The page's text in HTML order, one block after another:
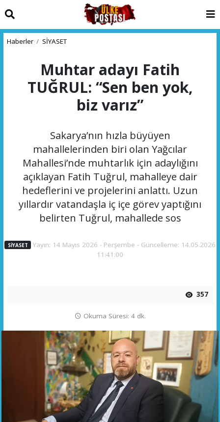
Haberler SİYASET
Muhtar adayı Fatih
TUĞRUL: “Sen ben yok,
biz varız”
Sakarya’nın hızla büyüyen
mahallelerinden biri olan Yağcılar
Mahallesi’nde muhtarlık için adaylığını
açıklayan Fatih Tuğrul, mahalleye dair
hedeflerini ve projelerini anlattı. Uzun
yıllardır vatandaşla iç içe görev yaptığını
belirten Tuğrul, mahallede sos
SİYASET
Yayın: 14 Mayıs 2026 - Perşembe - Güncelleme: 14.05.2026
11:41:00
357
Okuma Süresi: 4 dk.